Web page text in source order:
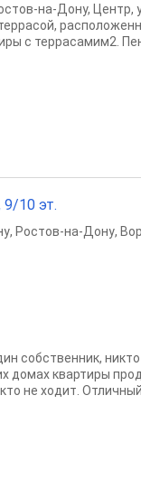
на-Дону, Центр,
с террасамим2.
9/10 эт.
, Ростов-на-Дону,
собственник, никто
домах квартиры
не ходит. Отличный